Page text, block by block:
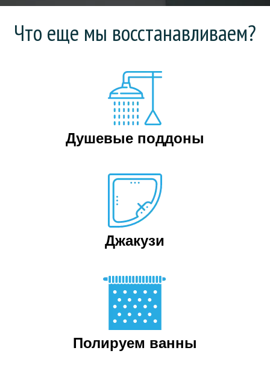
Что еще мы восстанавливаем?
Душевые поддоны
Джакузи
Полируем ванны